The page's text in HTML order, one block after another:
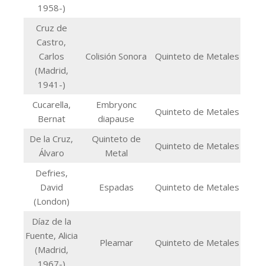
1958-)
Cruz de
Castro,
Carlos
(Madrid,
1941-)
Colisión Sonora Quinteto de Metales
Cucarella,
Bernat
Embryonc
diapause
Quinteto de Metales
De la Cruz,
Álvaro
Quinteto de
Metal
Quinteto de Metales
Defries,
David
(London)
Espadas Quinteto de Metales
Díaz de la
Fuente, Alicia
(Madrid,
1967-)
Pleamar Quinteto de Metales